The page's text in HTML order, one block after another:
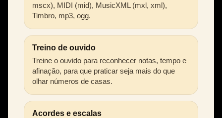
mscx), MIDI (mid), MusicXML (mxl, xml),
Timbro, mp3, ogg.
Treino de ouvido
Treine o ouvido para reconhecer notas, tempo e
afinação, para que praticar seja mais do que
olhar números de casas.
Acordes e escalas